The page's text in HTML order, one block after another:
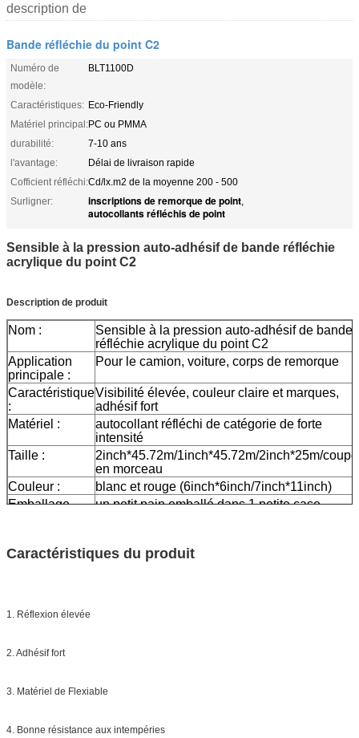
description de
Bande réfléchie du point C2
Numéro de
modèle:
BLT1100D
Caractéristiques: Eco-Friendly
Matériel principal:PC ou PMMA
durabilité:
7-10 ans
l'avantage:
Délai de livraison rapide
Cofficient réfléchi:Cd/lx.m2 de la moyenne 200 - 500
Surligner:
inscriptions de remorque de point,
autocollants réfléchis de point
Sensible à la pression auto-adhésif de bande réfléchie
acrylique du point C2
Description de produit
Nom :
Sensible à la pression auto-adhésif de bande
réfléchie acrylique du point C2
Application
principale :
Pour le camion, voiture, corps de remorque
Caractéristique
:
Visibilité élevée, couleur claire et marques,
adhésif fort
Matériel :
autocollant réfléchi de catégorie de forte
intensité
Taille :
2inch*45.72m/1inch*45.72m/2inch*25m/
en morceau
Couleur :
blanc et rouge (6inch*6inch/7inch*11inch)
Emballage
un petit pain emballé dans 1 petite case,
La livraison
7 jours, selon la quantité d'ordre
Caractéristiques du produit
1. Réflexion élevée
2. Adhésif fort
3. Matériel de Flexiable
4. Bonne résistance aux intempéries